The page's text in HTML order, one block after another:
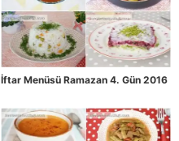
İftar Menüsü Ramazan 4. Gün 2016